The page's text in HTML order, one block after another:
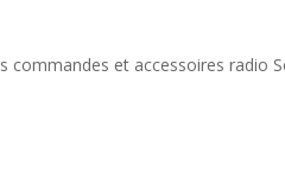
et accessoires radio